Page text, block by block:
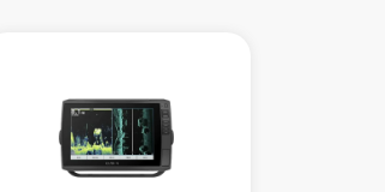
от 60 мин